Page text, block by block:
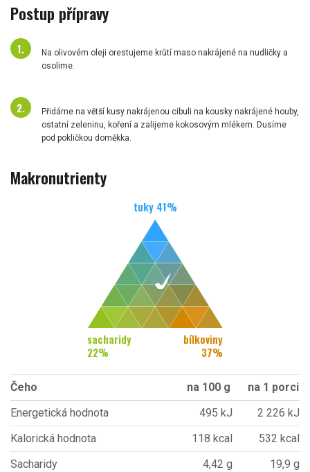
Postup přípravy
Na olivovém oleji orestujeme krůtí maso nakrájené na nudličky a
osolime.
Přidáme na větší kusy nakrájenou cibuli na kousky nakrájené houby,
ostatní zeleninu, koření a zalijeme kokosovým mlékem. Dusíme
pod pokličkou doměkka.
Makronutrienty
tuky 41%
sacharidy
22%
bílkoviny
37%
Čeho na 100 g
na 1 porci
Energetická hodnota
495 kJ
2 226 kJ
Kalorická hodnota
118 kcal
532 kcal
Sacharidy
4,42 g
19,9 g